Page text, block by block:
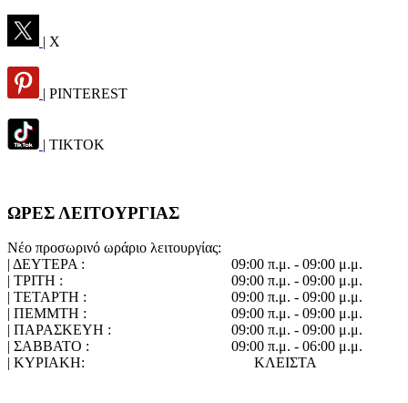
| X
| PINTEREST
| TIKTOK
ΩΡΕΣ ΛΕΙΤΟΥΡΓΙΑΣ
Νέο προσωρινό ωράριο λειτουργίας:
| ΔΕΥΤΕΡΑ :
09:00 π.μ. - 09:00 μ.μ.
| ΤΡΙΤΗ :
09:00 π.μ. - 09:00 μ.μ.
| ΤΕΤΑΡΤΗ :
09:00 π.μ. - 09:00 μ.μ.
| ΠΕΜΜΤΗ :
09:00 π.μ. - 09:00 μ.μ.
| ΠΑΡΑΣΚΕΥΗ :
09:00 π.μ. - 09:00 μ.μ.
| ΣΑΒΒΑΤΟ :
09:00 π.μ. - 06:00 μ.μ.
| ΚΥΡΙΑΚΗ:
ΚΛΕΙΣΤΑ